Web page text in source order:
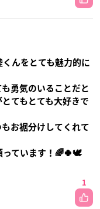
んをとても魅力的に
勇気のいることだと
てもとても大好きで
お裾分けしてくれて
っています！🌈🍀🕊
1